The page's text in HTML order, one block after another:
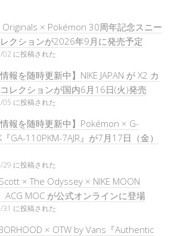
Originals × Pokémon 30周年記念スニー
クションが2026年9月に発売予定
に投稿された
情報を随時更新中】NIKE JAPAN が X2 カ
レクションが国内6月16日(火)発売
に投稿された
情報を随時更新中】Pokémon × G-
『GA-110PKM-7AJR』が7月17日（金）
に投稿された
× The Odyssey × NIKE MOON
ACG MOC が公式オンラインに登場
に投稿された
× OTW by Vans『Authentic